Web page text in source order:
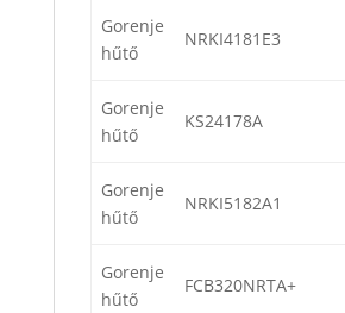
Gorenje
hűtő
NRKI4181E3
Gorenje
hűtő
KS24178A
Gorenje
hűtő
NRKI5182A1
Gorenje
hűtő
FCB320NRTA+